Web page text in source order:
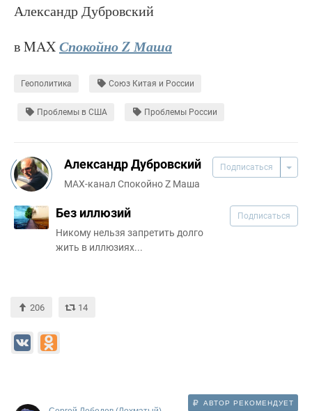
Александр Дубровский
в MAXСпокойно Z Маша
Геополитика Союз Китая и России
Проблемы в США Проблемы России
Подписаться
Александр Дубровский
MAX-канал Спокойно Z Маша
Без иллюзий
Никому нельзя запретить долго
жить в иллюзиях...
Подписаться
206 14
АВТОР РЕКОМЕНДУЕТ